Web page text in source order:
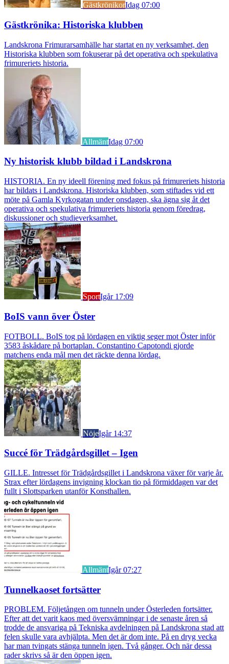
GästkrönikorIdag 07:00
Gästkrönika: Historiska klubben
Landskrona Frimurarsamhälle har startat en ny verksamhet, den
Historiska klubben som fokuserar på det operativa och spekulativa
frimureriets historia.
AllmäntIdag 07:00
Ny historisk klubb bildad i Landskrona
HISTORIA. En ny ideell förening med fokus på frimureriets historia
har bildats i Landskrona. Historiska klubben, som stiftades vid ett
möte på Gamla Kyrkogatan under onsdagen, ska ägna sig åt det
operativa och spekulativa frimureriets historia genom föredrag,
diskussioner och studieverksamhet.
SportIgår 17:09
BoIS vann över Öster
FOTBOLL. BoIS tog på lördagen en viktig seger mot Öster inför
3583 åskådare på bortaplan. Constantino Capotondi gjorde
matchens enda mål men det räckte denna lördag.
NöjeIgår 14:37
Succé för Trädgårdsgillet – Igen
GILLE. Intresset för Trädgårdsgillet i Landskrona växer för varje år.
Strax efter lördagens invigning klockan tio på förmiddagen var det
fullt i Slottsparken utanför Konsthallen.
AllmäntIgår 07:27
Tunnelkaoset fortsätter
PROBLEM. Följetången om tunneln under Österleden fortsätter.
Efter att det varit kaos med översvämningar i de senaste åren så
trodde de ansvariga på Tekniska avdelningen på Landskrona stad att
felen skulle vara avhjälpta. Men det är dom inte. På en dryg vecka
har man tvingats stänga tunneln igen. Två gånger. Och när dessa
rader skrivs så är den öppen igen.